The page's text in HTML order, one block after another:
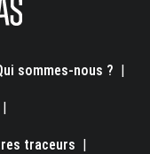
sommes-nous ? |
|
traceurs |